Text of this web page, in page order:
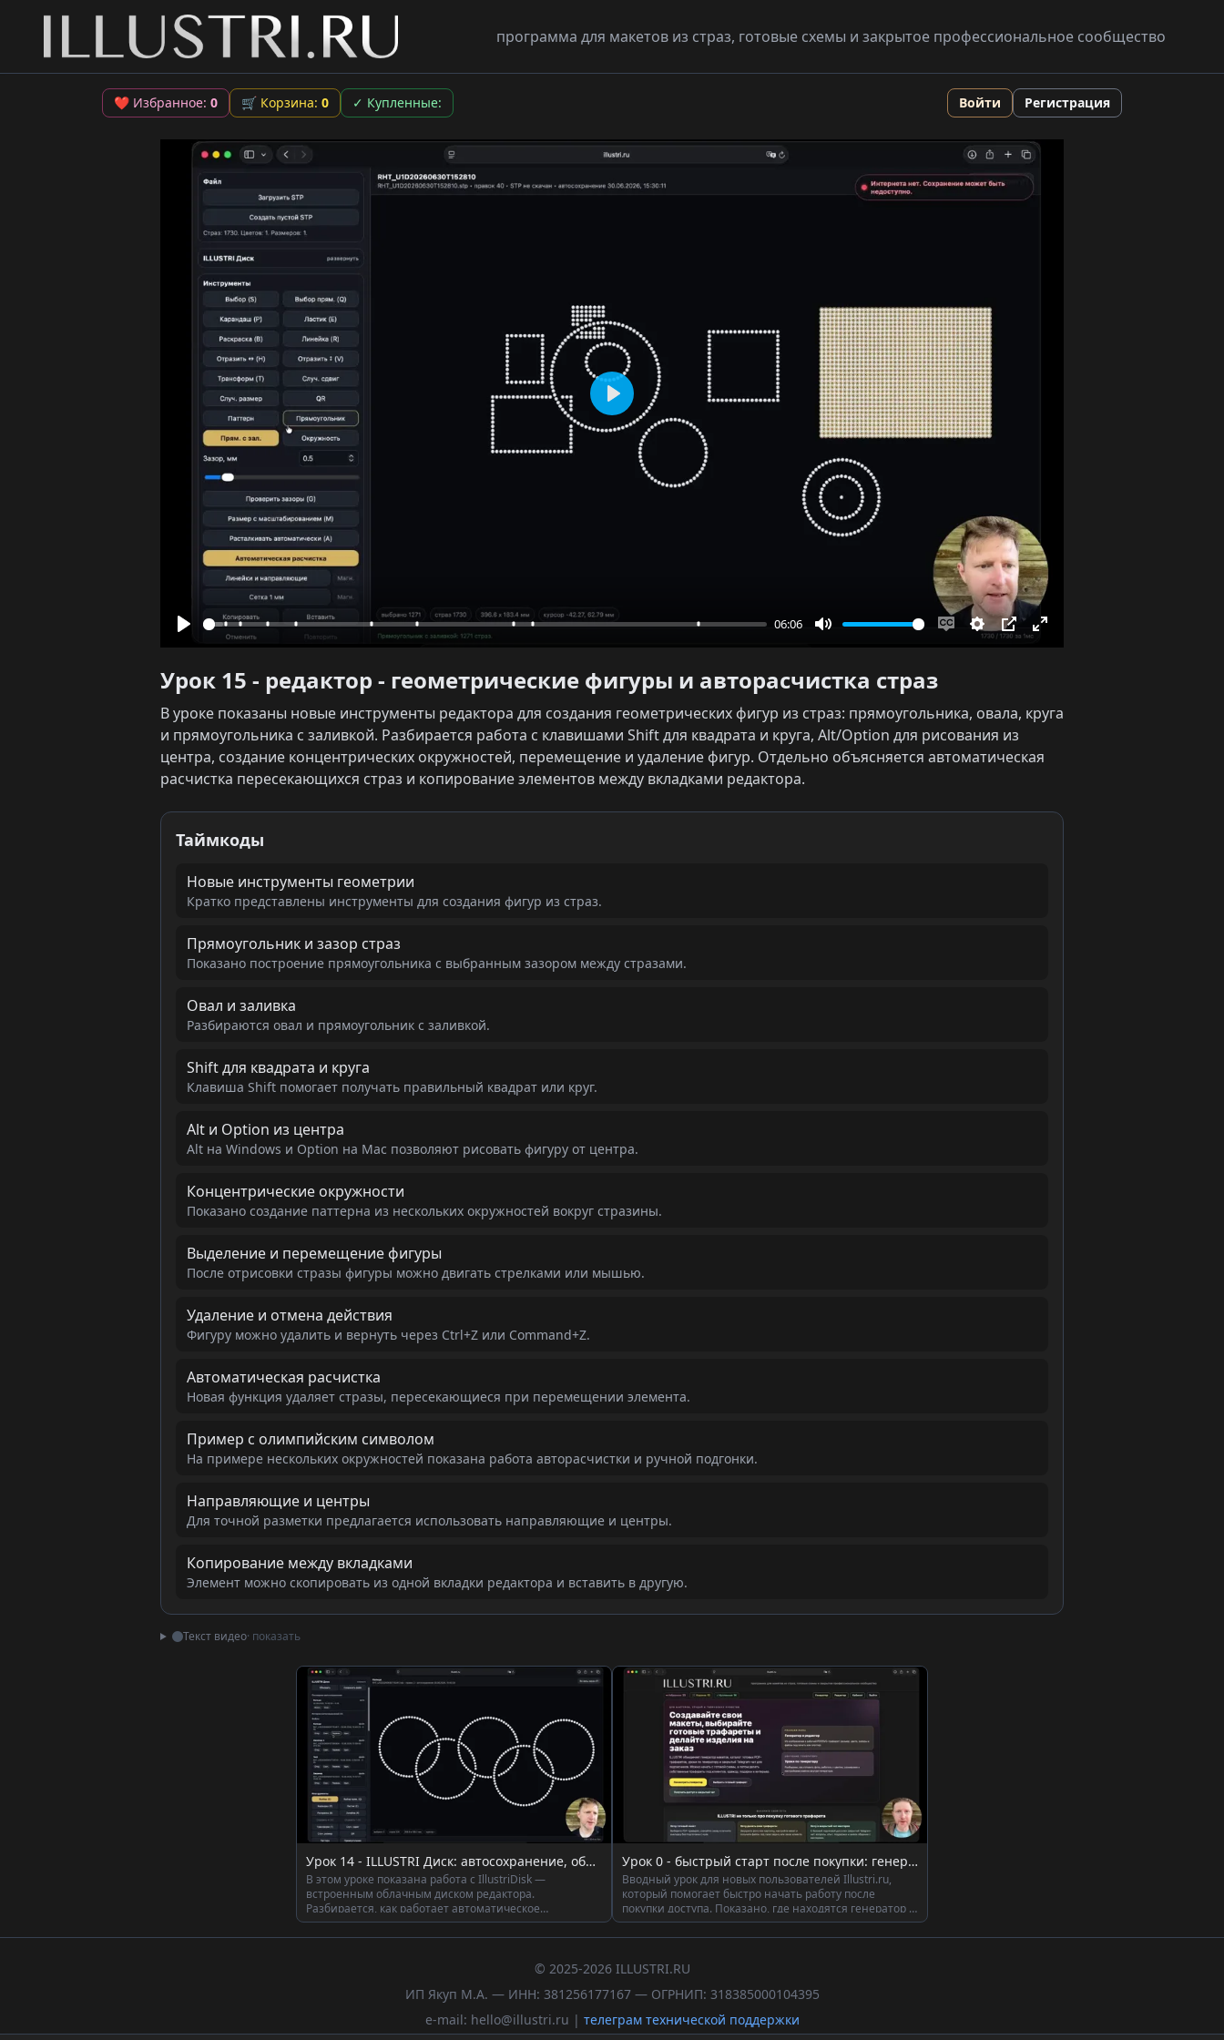
программа для макетов из страз, готовые схемы и закрытое профессиональное сообщество
❤ Избранное: 0 🛒 Корзина: 0 ✓ Купленные: Войти Регистрация
Play
06:06
Mute
EnableSettings
PIP Enter
Play
Урок 15 - редактор - геометрические фигуры и авторасчистка страз
В уроке показаны новые инструменты редактора для создания геометрических фигур из страз: прямоугольника, овала, круга
и прямоугольника с заливкой. Разбирается работа с клавишами Shift для квадрата и круга, Alt/Option для рисования из
центра, создание концентрических окружностей, перемещение и удаление фигур. Отдельно объясняется автоматическая
расчистка пересекающихся страз и копирование элементов между вкладками редактора.
Таймкоды
Новые инструменты геометрии
Кратко представлены инструменты для создания фигур из страз.
Прямоугольник и зазор страз
Показано построение прямоугольника с выбранным зазором между стразами.
Овал и заливка
Разбираются овал и прямоугольник с заливкой.
Shift для квадрата и круга
Клавиша Shift помогает получать правильный квадрат или круг.
Alt и Option из центра
Alt на Windows и Option на Mac позволяют рисовать фигуру от центра.
Концентрические окружности
Показано создание паттерна из нескольких окружностей вокруг стразины.
Выделение и перемещение фигуры
После отрисовки стразы фигуры можно двигать стрелками или мышью.
Удаление и отмена действия
Фигуру можно удалить и вернуть через Ctrl+Z или Command+Z.
Автоматическая расчистка
Новая функция удаляет стразы, пересекающиеся при перемещении элемента.
Пример с олимпийским символом
На примере нескольких окружностей показана работа авторасчистки и ручной подгонки.
Направляющие и центры
Для точной разметки предлагается использовать направляющие и центры.
Копирование между вкладками
Элемент можно скопировать из одной вкладки редактора и вставить в другую.
Текст видео· показать
Урок 14 - ILLUSTRI Диск: автосохранение, облачный диск и восстановление файлов в редакторе стразовых трафаретов
В этом уроке показана работа с IllustriDisk —
встроенным облачным диском редактора.
Разбирается, как работает автоматическое
сохранение изменений, где…
Урок 0 - быстрый старт после покупки: генератор, редактор и личный кабинет
Вводный урок для новых пользователей Illustri.ru,
который помогает быстро начать работу после
покупки доступа. Показано, где находятся генератор и
ред…
© 2025-2026 ILLUSTRI.RU
ИП Якуп М.А. — ИНН: 381256177167 — ОГРНИП: 318385000104395
e-mail: hello@illustri.ru | телеграм технической поддержки